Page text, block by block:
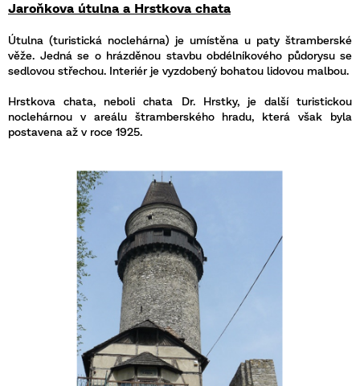
Jaroňkova útulna a Hrstkova chata
Útulna (turistická noclehárna) je umístěna u paty štramberské
věže. Jedná se o hrázděnou stavbu obdélníkového půdorysu se
sedlovou střechou. Interiér je vyzdobený bohatou lidovou malbou.
Hrstkova chata, neboli chata Dr. Hrstky, je další turistickou
noclehárnou v areálu štramberského hradu, která však byla
postavena až v roce 1925.